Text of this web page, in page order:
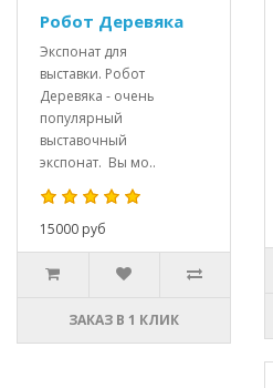
Робот Деревяка
Экспонат для
выставки. Робот
Деревяка - очень
популярный
выставочный
экспонат. Вы мо..
15000 руб
ЗАКАЗ В 1 КЛИК